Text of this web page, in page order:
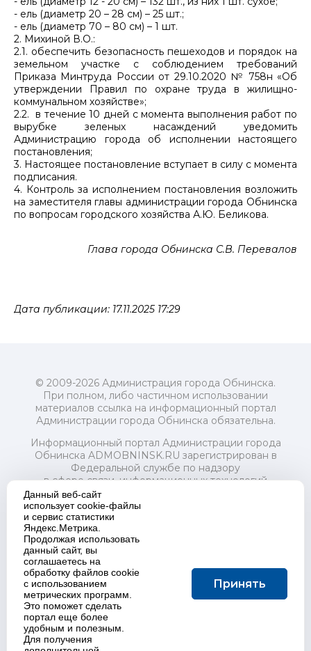
- ель (диаметр 20 – 28 см) – 25 шт.;
- ель (диаметр 70 – 80 см) – 1 шт.
2. Михиной В.О.:
2.1. обеспечить безопасность пешеходов и порядок на
земельном участке с соблюдением требований
Приказа Минтруда России от 29.10.2020 № 758н «Об
утверждении Правил по охране труда в жилищно-
коммунальном хозяйстве»;
2.2. в течение 10 дней с момента выполнения работ по
вырубке зеленых насаждений уведомить
Администрацию города об исполнении настоящего
постановления;
3. Настоящее постановление вступает в силу с момента
подписания.
4. Контроль за исполнением постановления возложить
на заместителя главы администрации города Обнинска
по вопросам городского хозяйства А.Ю. Беликова.
Глава города Обнинска С.В. Перевалов
Дата публикации: 17.11.2025 17:29
© 2009-2026 Администрация города Обнинска.
При полном, либо частичном использовании
материалов ссылка на информационный портал
Администрации города Обнинска обязательна.
Информационный портал Администрации города
Обнинска ADMOBNINSK.RU зарегистрирован в
Федеральной службе по надзору
в сфере связи, информационных технологий
и массовых коммуникаций (Роскомнадзор) 24 июля
2018 года.
Свидетельство о регистрации Эл № ФС77-73321
Учредитель: Администрация (исполнительно-
распорядительный орган) городского округа "Город
Обнинск". Главный редактор: Байкова Е.А.
Адрес электронной почты Редакции:
redactor@admobninsk.ru
Телефон Редакции: +7 (484) 395-85-85
Настоящий ресурс содержит материалы 18+
Политика в отношении обработки персональных
Данный веб-сайт
использует cookie-файлы
и сервис статистики
Яндекс.Метрика.
Продолжая использовать
данный сайт, вы
соглашаетесь на
обработку файлов cookie
с использованием
метрических программ.
Это поможет сделать
портал еще более
удобным и полезным.
Для получения
Принять